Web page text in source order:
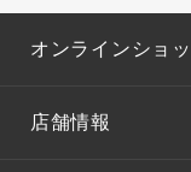
オンラインショ
店舗情報